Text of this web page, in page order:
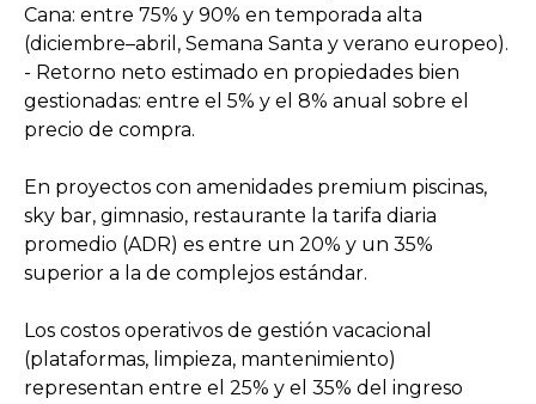
Cana: entre 75% y 90% en temporada alta
(diciembre–abril, Semana Santa y verano europeo).
- Retorno neto estimado en propiedades bien
gestionadas: entre el 5% y el 8% anual sobre el
precio de compra.
En proyectos con amenidades premium piscinas,
sky bar, gimnasio, restaurante la tarifa diaria
promedio (ADR) es entre un 20% y un 35%
superior a la de complejos estándar.
Los costos operativos de gestión vacacional
(plataformas, limpieza, mantenimiento)
representan entre el 25% y el 35% del ingreso